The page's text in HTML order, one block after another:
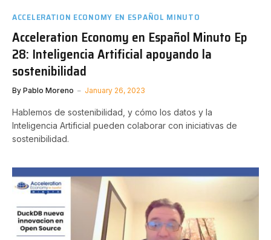
ACCELERATION ECONOMY EN ESPAÑOL MINUTO
Acceleration Economy en Español Minuto Ep
28: Inteligencia Artificial apoyando la
sostenibilidad
By Pablo Moreno January 26, 2023
Hablemos de sostenibilidad, y cómo los datos y la
Inteligencia Artificial pueden colaborar con iniciativas de
sostenibilidad.